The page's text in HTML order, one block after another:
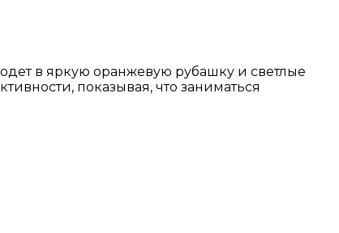
в яркую оранжевую рубашку и светлые
показывая, что заниматься